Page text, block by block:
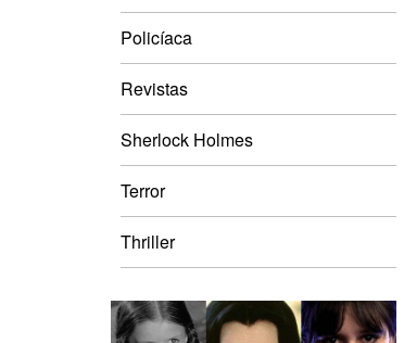
Policíaca
Revistas
Sherlock Holmes
Terror
Thriller